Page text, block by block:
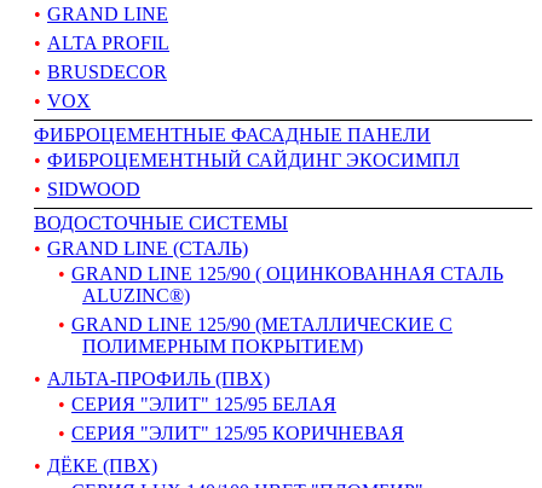
GRAND LINE
ALTA PROFIL
BRUSDECOR
VOX
ФИБРОЦЕМЕНТНЫЕ ФАСАДНЫЕ ПАНЕЛИ
ФИБРОЦЕМЕНТНЫЙ САЙДИНГ ЭКОСИМПЛ
SIDWOOD
ВОДОСТОЧНЫЕ СИСТЕМЫ
GRAND LINE (СТАЛЬ)
GRAND LINE 125/90 ( ОЦИНКОВАННАЯ СТАЛЬ
ALUZINC®)
GRAND LINE 125/90 (МЕТАЛЛИЧЕСКИЕ С
ПОЛИМЕРНЫМ ПОКРЫТИЕМ)
АЛЬТА-ПРОФИЛЬ (ПВХ)
СЕРИЯ "ЭЛИТ" 125/95 БЕЛАЯ
СЕРИЯ "ЭЛИТ" 125/95 КОРИЧНЕВАЯ
ДЁКЕ (ПВХ)